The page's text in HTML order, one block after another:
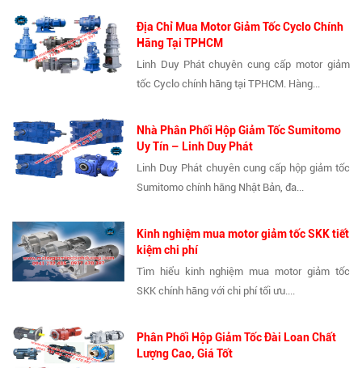
Địa Chỉ Mua Motor Giảm Tốc Cyclo Chính
Hãng Tại TPHCM
Linh Duy Phát chuyên cung cấp motor giảm
tốc Cyclo chính hãng tại TPHCM. Hàng...
Nhà Phân Phối Hộp Giảm Tốc Sumitomo
Uy Tín – Linh Duy Phát
Linh Duy Phát chuyên cung cấp hộp giảm tốc
Sumitomo chính hãng Nhật Bản, đa...
Kinh nghiệm mua motor giảm tốc SKK tiết
kiệm chi phí
Tìm hiểu kinh nghiệm mua motor giảm tốc
SKK chính hãng với chi phí tối ưu....
Phân Phối Hộp Giảm Tốc Đài Loan Chất
Lượng Cao, Giá Tốt